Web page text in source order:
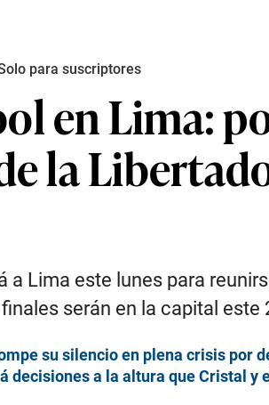
para suscriptores
en Lima:
la
Lima este lunes para
serán en la capital este
su silencio en plena crisis por
a la altura que Cristal y